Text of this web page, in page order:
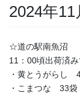
2024年
☆道の駅南魚沼
11：00頃出荷済み
・黄とうがらし
・こまつな 33袋